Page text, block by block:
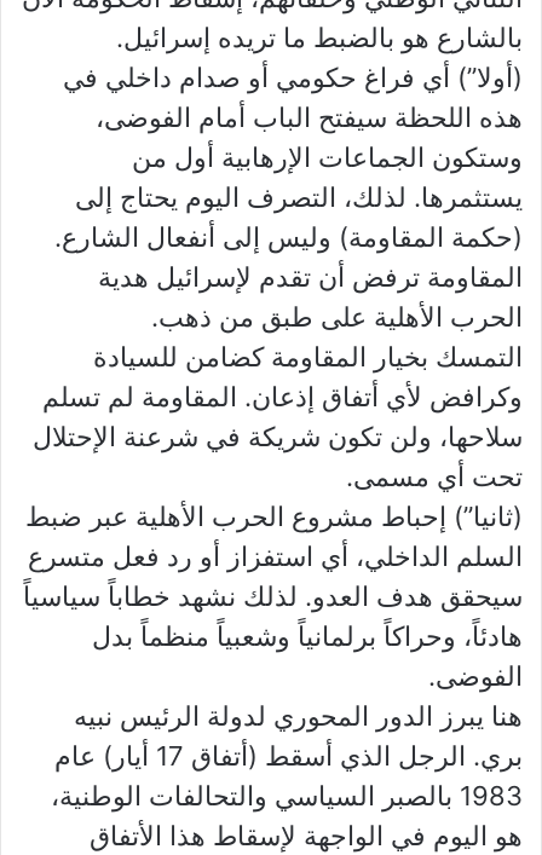
بالشارع هو بالضبط ما تريده إسرائيل.
(أولا”) أي فراغ حكومي أو صدام داخلي في
هذه اللحظة سيفتح الباب أمام الفوضى،
وستكون الجماعات الإرهابية أول من
يستثمرها. لذلك، التصرف اليوم يحتاج إلى
(حكمة المقاومة) وليس إلى أنفعال الشارع.
المقاومة ترفض أن تقدم لإسرائيل هدية
الحرب الأهلية على طبق من ذهب.
التمسك بخيار المقاومة كضامن للسيادة
وكرافض لأي أتفاق إذعان. المقاومة لم تسلم
سلاحها، ولن تكون شريكة في شرعنة الإحتلال
تحت أي مسمى.
(ثانيا”) إحباط مشروع الحرب الأهلية عبر ضبط
السلم الداخلي، أي استفزاز أو رد فعل متسرع
سيحقق هدف العدو. لذلك نشهد خطاباً سياسياً
هادئاً، وحراكاً برلمانياً وشعبياً منظماً بدل
الفوضى.
هنا يبرز الدور المحوري لدولة الرئيس نبيه
بري. الرجل الذي أسقط (أتفاق 17 أيار) عام
1983 بالصبر السياسي والتحالفات الوطنية،
هو اليوم في الواجهة لإسقاط هذا الأتفاق